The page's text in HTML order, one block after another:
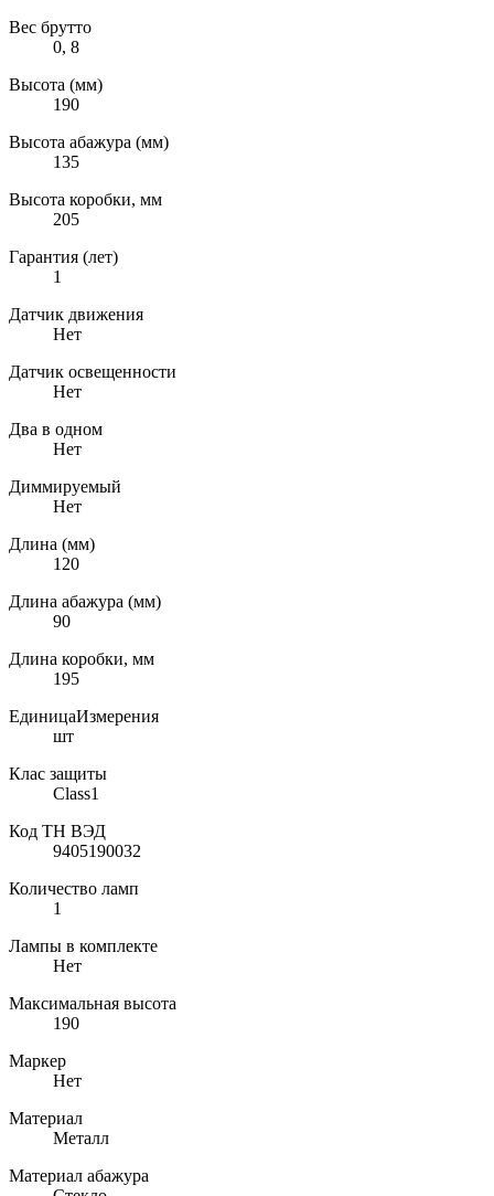
Вес брутто
0, 8
Высота (мм)
190
Высота абажура (мм)
135
Высота коробки, мм
205
Гарантия (лет)
1
Датчик движения
Нет
Датчик освещенности
Нет
Два в одном
Нет
Диммируемый
Нет
Длина (мм)
120
Длина абажура (мм)
90
Длина коробки, мм
195
ЕдиницаИзмерения
шт
Клас защиты
Class1
Код ТН ВЭД
9405190032
Количество ламп
1
Лампы в комплекте
Нет
Максимальная высота
190
Маркер
Нет
Материал
Металл
Материал абажура